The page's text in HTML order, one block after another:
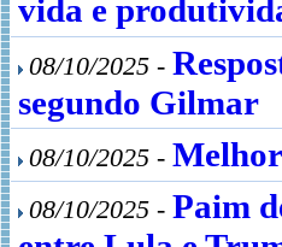
vida e
08/10/2025 -
segundo Gilmar
08/10/2025 -
08/10/2025 - Paim